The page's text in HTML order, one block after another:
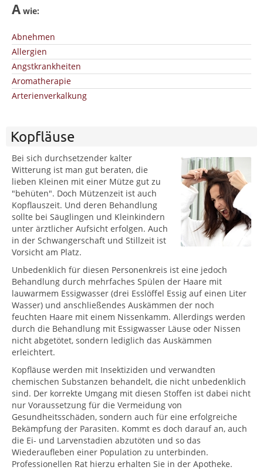
A wie:
Abnehmen
Allergien
Angstkrankheiten
Aromatherapie
Arterienverkalkung
Kopfläuse
Bei sich durchsetzender kalter
Witterung ist man gut beraten, die
lieben Kleinen mit einer Mütze gut zu
"behüten". Doch Mützenzeit ist auch
Kopflauszeit. Und deren Behandlung
sollte bei Säuglingen und Kleinkindern
unter ärztlicher Aufsicht erfolgen. Auch
in der Schwangerschaft und Stillzeit ist
Vorsicht am Platz.
Unbedenklich für diesen Personenkreis ist eine jedoch
Behandlung durch mehrfaches Spülen der Haare mit
lauwarmem Essigwasser (drei Esslöffel Essig auf einen Liter
Wasser) und anschließendes Auskämmen der noch
feuchten Haare mit einem Nissenkamm. Allerdings werden
durch die Behandlung mit Essigwasser Läuse oder Nissen
nicht abgetötet, sondern lediglich das Auskämmen
erleichtert.
Kopfläuse werden mit Insektiziden und verwandten
chemischen Substanzen behandelt, die nicht unbedenklich
sind. Der korrekte Umgang mit diesen Stoffen ist dabei nicht
nur Voraussetzung für die Vermeidung von
Gesundheitsschäden, sondern auch für eine erfolgreiche
Bekämpfung der Parasiten. Kommt es doch darauf an, auch
die Ei- und Larvenstadien abzutöten und so das
Wiederaufleben einer Population zu unterbinden.
Professionellen Rat hierzu erhalten Sie in der Apotheke.